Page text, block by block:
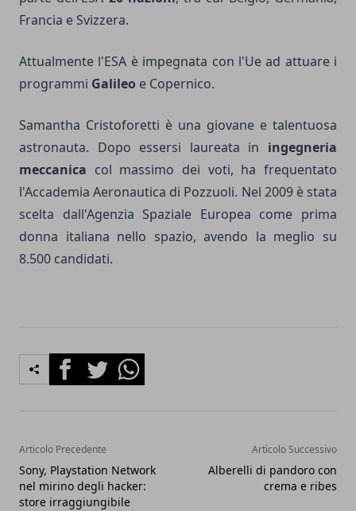
Francia e Svizzera.
Attualmente l'ESA è impegnata con l'Ue ad attuare i
programmi Galileo e Copernico.
Samantha Cristoforetti è una giovane e talentuosa
astronauta. Dopo essersi laureata in ingegneria
meccanica col massimo dei voti, ha frequentato
l'Accademia Aeronautica di Pozzuoli. Nel 2009 è stata
scelta dall'Agenzia Spaziale Europea come prima
donna italiana nello spazio, avendo la meglio su
8.500 candidati.
FacebookTwitterWhatsapp
Articolo Precedente
Sony, Playstation Network
nel mirino degli hacker:
store irraggiungibile
Articolo Successivo
Alberelli di pandoro con
crema e ribes